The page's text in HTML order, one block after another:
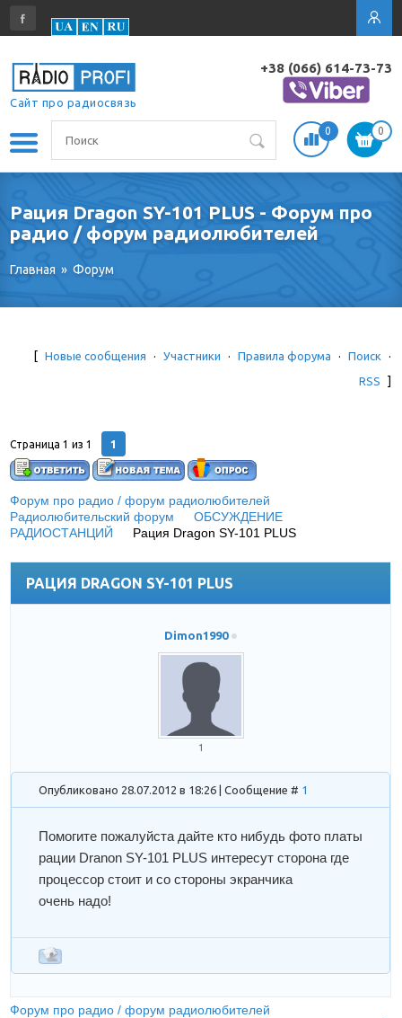
Сайт про радиосвязь
+38 (066) 614-73-73
0 0
Рация Dragon SY-101 PLUS - Форум про
радио / форум радиолюбителей
Главная » Форум
[ Новые сообщения · Участники · Правила форума · Поиск
·
RSS
]
Страница1 из1 1
Форум про радио / форум радиолюбителей
Радиолюбительский форум
ОБСУЖДЕНИЕ
РАДИОСТАНЦИЙ
Рация Dragon SY-101 PLUS
РАЦИЯ DRAGON SY-101 PLUS
Dimon1990
1
Опубликовано 28.07.2012 в 18:26 | Сообщение # 1
Помогите пожалуйста дайте кто нибудь фото платы
рации Dranon SY-101 PLUS интересут сторона где
процессор стоит и со стороны экранчика
очень надо!
Форум про радио / форум радиолюбителей